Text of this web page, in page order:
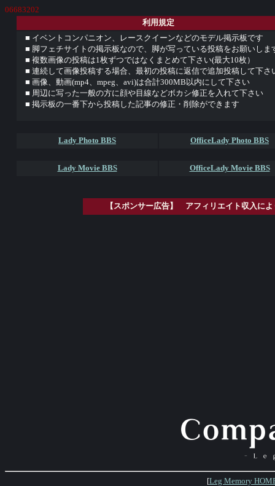
06683202
利用規定
■ イベントコンパニオン、レースクイーンなどのモデル掲示板です
■ 脚フェチサイトの掲示板なので、脚が写っている投稿をお願いしま
■ 複数画像の投稿は1枚ずつではなくまとめて下さい(最大10枚）
■ 連続して画像投稿する場合、最初の投稿に返信で追加投稿して下さ
■ 画像、動画(mp4、mpeg、avi)は合計300MB以内にして下さい
■ 周辺に写った一般の方に顔や目線などボカシ修正を入れて下さい
■ 掲示板の一番下から投稿した記事の修正・削除ができます
Lady Photo BBS OfficeLady Photo BBS
Lady Movie BBS OfficeLady Movie BBS
【スポンサー広告】 アフィリエイト収入に
[Leg Memory